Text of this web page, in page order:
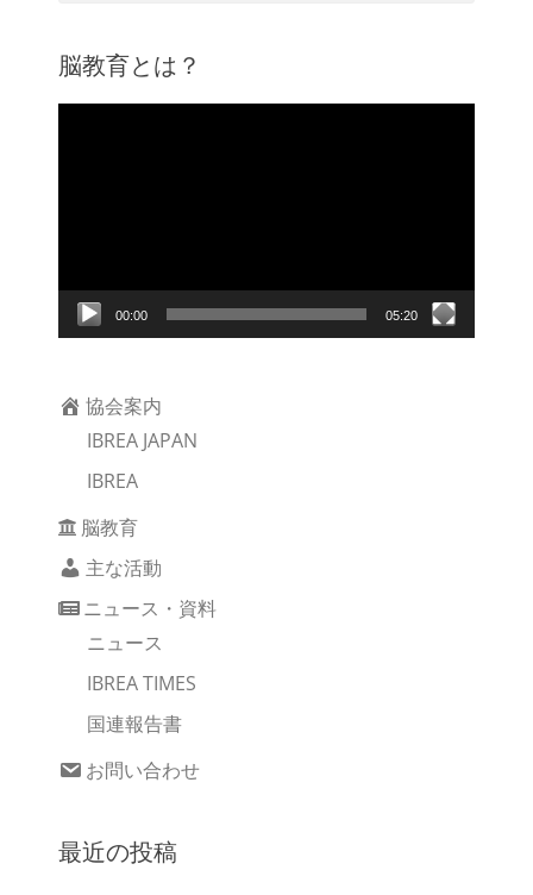
脳教育とは？
ー
00:00 05:20
協会案内
IBREA JAPAN
IBREA
脳教育
主な活動
ニュース・資料
ニュース
IBREA TIMES
国連報告書
お問い合わせ
最近の投稿